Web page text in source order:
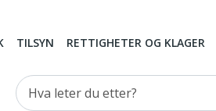
TILSYN RETTIGHETER OG KLAGER
Hva leter du etter?